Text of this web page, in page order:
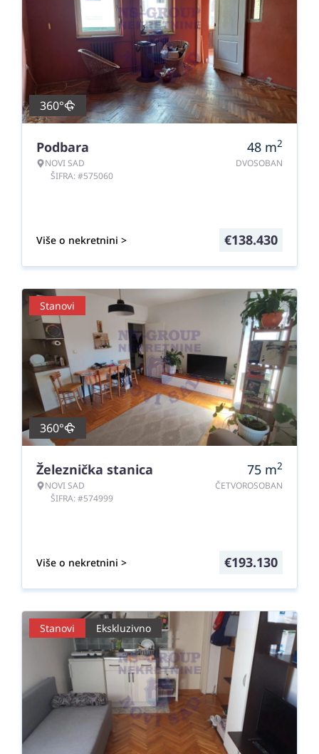
360°
Podbara
NOVI SAD
ŠIFRA: #575060
48 m2
DVOSOBAN
Više o nekretnini > €138.430
Stanovi
360°
Železnička stanica
NOVI SAD
ŠIFRA: #574999
75 m2
ČETVOROSOBAN
Više o nekretnini > €193.130
Stanovi Ekskluzivno